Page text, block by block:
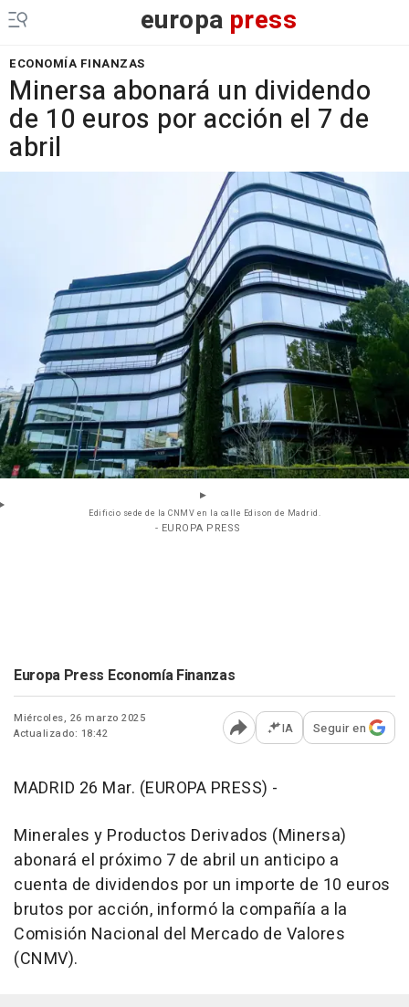
europa press
ECONOMÍA FINANZAS
Minersa abonará un dividendo
de 10 euros por acción el 7 de
abril
Edificio sede de la CNMV en la calle Edison de Madrid.
- EUROPA PRESS
Europa Press Economía Finanzas
Miércoles, 26 marzo 2025
Actualizado: 18:42
Abrir opciones para
IA Seguir en
MADRID 26 Mar. (EUROPA PRESS) -
Minerales y Productos Derivados (Minersa)
abonará el próximo 7 de abril un anticipo a
cuenta de dividendos por un importe de 10 euros
brutos por acción, informó la compañía a la
Comisión Nacional del Mercado de Valores
(CNMV).